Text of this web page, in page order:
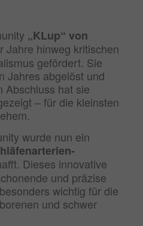
„KLup“ von
Jahre hinweg kritischen
gefördert. Sie
Jahres abgelöst und
Abschluss hat sie
– für die kleinsten
wurde nun ein
Dieses innovative
und präzise
wichtig für die
und schwer